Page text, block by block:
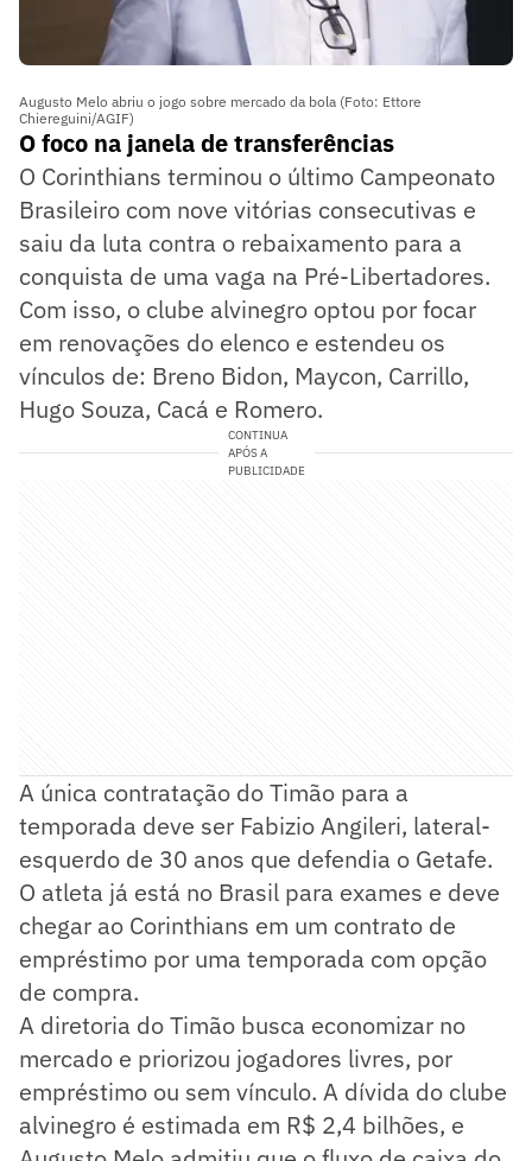
Augusto Melo abriu o jogo sobre mercado da bola (Foto: Ettore
Chiereguini/AGIF)
O foco na janela de transferências
O Corinthians terminou o último Campeonato
Brasileiro com nove vitórias consecutivas e
saiu da luta contra o rebaixamento para a
conquista de uma vaga na Pré-Libertadores.
Com isso, o clube alvinegro optou por focar
em renovações do elenco e estendeu os
vínculos de: Breno Bidon, Maycon, Carrillo,
Hugo Souza, Cacá e Romero.
CONTINUA
APÓS A
PUBLICIDADE
A única contratação do Timão para a
temporada deve ser Fabizio Angileri, lateral-
esquerdo de 30 anos que defendia o Getafe.
O atleta já está no Brasil para exames e deve
chegar ao Corinthians em um contrato de
empréstimo por uma temporada com opção
de compra.
A diretoria do Timão busca economizar no
mercado e priorizou jogadores livres, por
empréstimo ou sem vínculo. A dívida do clube
alvinegro é estimada em R$ 2,4 bilhões, e